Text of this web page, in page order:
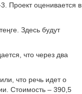
Проект оценивается в
Здесь будут
что через два
что речь идет о
Стоимость – 390,5